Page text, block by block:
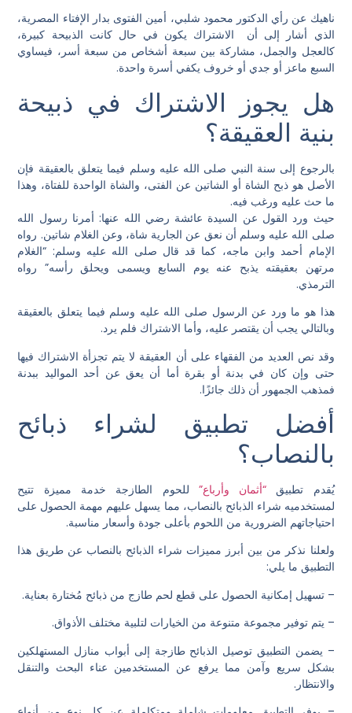
ناهيك عن رأي الدكتور محمود شلبي، أمين الفتوى بدار الإفتاء المصرية،
الذي أشار إلى أن الاشتراك يكون في حال كانت الذبيحة كبيرة،
كالعجل والجمل، مشاركة بين سبعة أشخاص من سبعة أسر، فيساوي
السبع ماعز أو جدي أو خروف يكفي أسرة واحدة.
هل يجوز الاشتراك في ذبيحة
بنية العقيقة؟
بالرجوع إلى سنة النبي صلى الله عليه وسلم فيما يتعلق بالعقيقة فإن
الأصل هو ذبح الشاة أو الشاتين عن الفتى، والشاة الواحدة للفتاة، وهذا
ما حث عليه ورغب فيه.
حيث ورد القول عن السيدة عائشة رضي الله عنها: أمرنا رسول الله
صلى الله عليه وسلم أن نعق عن الجارية شاة، وعن الغلام شاتين. رواه
الإمام أحمد وابن ماجه، كما قد قال صلى الله عليه وسلم: “الغلام
مرتهن بعقيقته يذبح عنه يوم السابع ويسمى ويحلق رأسه” رواه
الترمذي.
هذا هو ما ورد عن الرسول صلى الله عليه وسلم فيما يتعلق بالعقيقة
وبالتالي يجب أن يقتصر عليه، وأما الاشتراك فلم يرد.
وقد نص العديد من الفقهاء على أن العقيقة لا يتم تجزأة الاشتراك فيها
حتى وإن كان في بدنة أو بقرة أما أن يعق عن أحد المواليد ببدنة
فمذهب الجمهور أن ذلك جائزًا.
أفضل تطبيق لشراء ذبائح
بالنصاب؟
يُقدم تطبيق“أثمان وأرباع” للحوم الطازجة خدمة مميزة تتيح
لمستخدميه شراء الذبائح بالنصاب، مما يسهل عليهم مهمة الحصول على
احتياجاتهم الضرورية من اللحوم بأعلى جودة وأسعار مناسبة.
ولعلنا نذكر من بين أبرز مميزات شراء الذبائح بالنصاب عن طريق هذا
التطبيق ما يلي:
– تسهيل إمكانية الحصول على قطع لحم طازج من ذبائح مُختارة بعناية.
– يتم توفير مجموعة متنوعة من الخيارات لتلبية مختلف الأذواق.
– يضمن التطبيق توصيل الذبائح طازجة إلى أبواب منازل المستهلكين
بشكل سريع وآمن مما يرفع عن المستخدمين عناء البحث والتنقل
والانتظار.